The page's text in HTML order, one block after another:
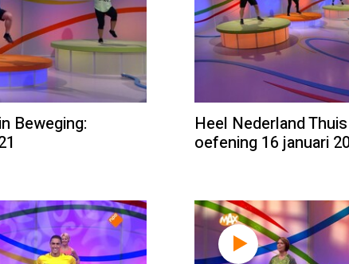
Beweging:
Heel Nederland
oefening 16 januari